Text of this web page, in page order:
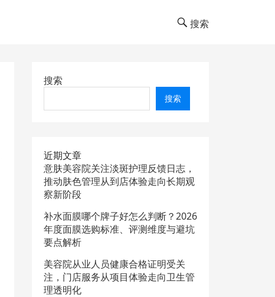
搜索
搜索
搜索
近期文章
意肤美容院关注淡斑护理反馈日志，
推动肤色管理从到店体验走向长期观
察新阶段
补水面膜哪个牌子好怎么判断？2026
年度面膜选购标准、评测维度与避坑
要点解析
美容院从业人员健康合格证明受关
注，门店服务从项目体验走向卫生管
理透明化